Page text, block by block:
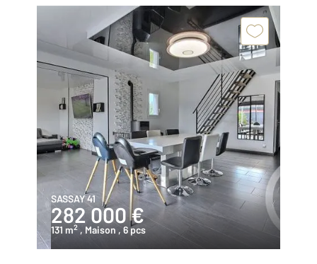
SASSAY 41
282 000 €
131 m2 , Maison , 6 pcs